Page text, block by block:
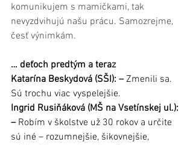
komunikujem s mamičkami, tak
nevyzdvihujú našu prácu. Samozrejme,
česť výnimkám.
… deťoch predtým a teraz
Katarína Beskydová (SŠI): – Zmenili sa.
Sú trochu viac vyspelejšie.
Ingrid Rusiňáková (MŠ na Vsetínskej ul.):
– Robím v školstve už 30 rokov a určite
sú iné – rozumnejšie, šikovnejšie,